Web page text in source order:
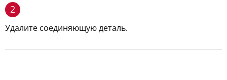
2
Удалите соединяющую деталь.